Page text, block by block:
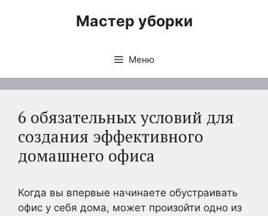
Мастер уборки
Меню
6 обязательных условий для
создания эффективного
домашнего офиса
Когда вы впервые начинаете обустраивать
офис у себя дома, может произойти одно из